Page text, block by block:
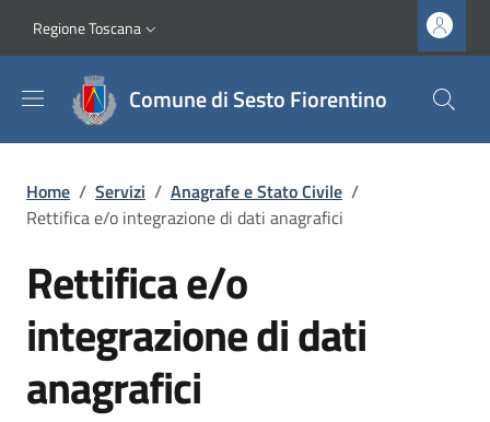
Slim top
Regione Toscana
Comune di Sesto Fiorentino
Briciole di pane
Home / Servizi / Anagrafe e Stato Civile /
Rettifica e/o integrazione di dati anagrafici
Rettifica e/o
integrazione di dati
anagrafici